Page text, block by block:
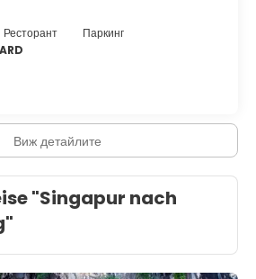
Ресторант
Паркинг
Виж детайлите
"Singapur nach